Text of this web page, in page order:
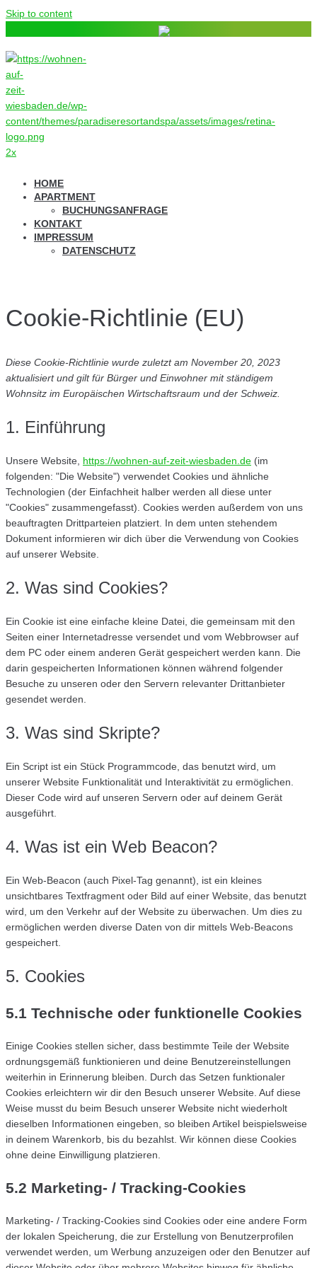
Skip to content
HOME
APARTMENT
BUCHUNGSANFRAGE
KONTAKT
IMPRESSUM
DATENSCHUTZ
Cookie-Richtlinie (EU)
Diese Cookie-Richtlinie wurde zuletzt am November 20, 2023
aktualisiert und gilt für Bürger und Einwohner mit ständigem
Wohnsitz im Europäischen Wirtschaftsraum und der Schweiz.
1. Einführung
Unsere Website, https://wohnen-auf-zeit-wiesbaden.de (im
folgenden: "Die Website") verwendet Cookies und ähnliche
Technologien (der Einfachheit halber werden all diese unter
"Cookies" zusammengefasst). Cookies werden außerdem von uns
beauftragten Drittparteien platziert. In dem unten stehendem
Dokument informieren wir dich über die Verwendung von Cookies
auf unserer Website.
2. Was sind Cookies?
Ein Cookie ist eine einfache kleine Datei, die gemeinsam mit den
Seiten einer Internetadresse versendet und vom Webbrowser auf
dem PC oder einem anderen Gerät gespeichert werden kann. Die
darin gespeicherten Informationen können während folgender
Besuche zu unseren oder den Servern relevanter Drittanbieter
gesendet werden.
3. Was sind Skripte?
Ein Script ist ein Stück Programmcode, das benutzt wird, um
unserer Website Funktionalität und Interaktivität zu ermöglichen.
Dieser Code wird auf unseren Servern oder auf deinem Gerät
ausgeführt.
4. Was ist ein Web Beacon?
Ein Web-Beacon (auch Pixel-Tag genannt), ist ein kleines
unsichtbares Textfragment oder Bild auf einer Website, das benutzt
wird, um den Verkehr auf der Website zu überwachen. Um dies zu
ermöglichen werden diverse Daten von dir mittels Web-Beacons
gespeichert.
5. Cookies
5.1 Technische oder funktionelle Cookies
Einige Cookies stellen sicher, dass bestimmte Teile der Website
ordnungsgemäß funktionieren und deine Benutzereinstellungen
weiterhin in Erinnerung bleiben. Durch das Setzen funktionaler
Cookies erleichtern wir dir den Besuch unserer Website. Auf diese
Weise musst du beim Besuch unserer Website nicht wiederholt
dieselben Informationen eingeben, so bleiben Artikel beispielsweise
in deinem Warenkorb, bis du bezahlst. Wir können diese Cookies
ohne deine Einwilligung platzieren.
5.2 Marketing- / Tracking-Cookies
Marketing- / Tracking-Cookies sind Cookies oder eine andere Form
der lokalen Speicherung, die zur Erstellung von Benutzerprofilen
verwendet werden, um Werbung anzuzeigen oder den Benutzer auf